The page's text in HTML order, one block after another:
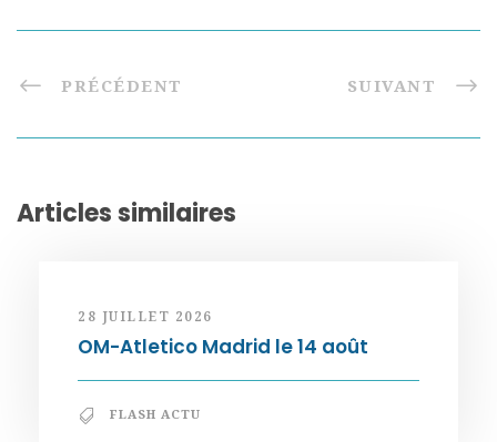
PRÉCÉDENT SUIVANT
Articles similaires
28 JUILLET 2026
OM-Atletico Madrid le 14 août
FLASH ACTU